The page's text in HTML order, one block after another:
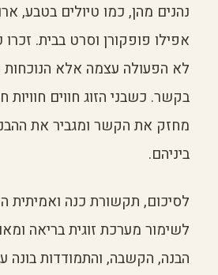
נהנים מהן, כמו טיולים בטבע,
אפילו פופקורן וסרט בבית.
לא הפעולה עצמה אלא הנוכחות
בקשר. כשבני הזוג חווים חוויות
מחזק את הקשר ומגביר את
ביניהם.
לסיכום, תקשורת כנה ואמיתית
לשימור מערכת זוגית בריאה
הבנה, הקשבה, והתמודדות בונה